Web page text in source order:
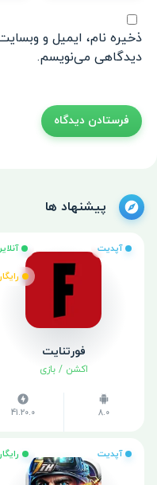
ذخیره نام، ایمیل و
دیدگاهی می‌نویسم.
پیشنهاد ها
آپدیت
فورتنایت
اکشن /بازی
8.0
41.20.0
آپدیت